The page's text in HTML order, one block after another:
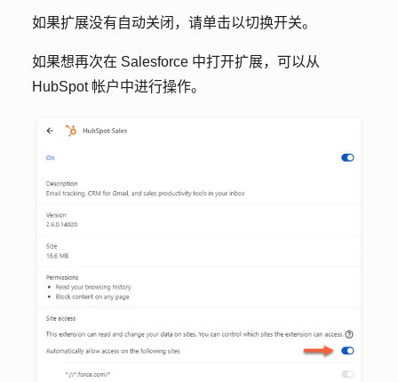
如果扩展没有自动关闭，请单击以切换开关。
如果想再次在 Salesforce 中打开扩展，可以从
HubSpot 帐户中进行操作。